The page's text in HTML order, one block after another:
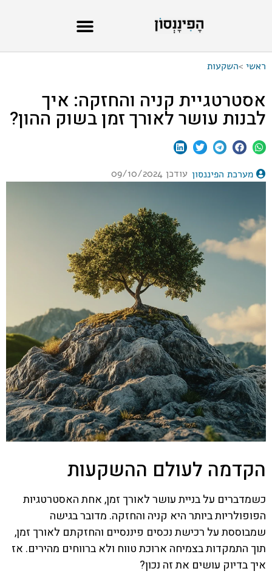
ראשי >השקעות
אסטרטגיית קניה והחזקה: איך
לבנות עושר לאורך זמן בשוק ההון?
מערכת הפיננסון עודכן 09/10/2024
הקדמה לעולם ההשקעות
כשמדברים על בניית עושר לאורך זמן, אחת האסטרטגיות
הפופולריות ביותר היא קניה והחזקה. מדובר בגישה
שמבוססת על רכישת נכסים פיננסיים והחזקתם לאורך זמן,
תוך התמקדות בצמיחה ארוכת טווח ולא ברווחים מהירים. אז
איך בדיוק עושים את זה נכון?